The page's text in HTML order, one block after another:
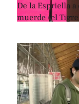
De la Espriella
muerde (el